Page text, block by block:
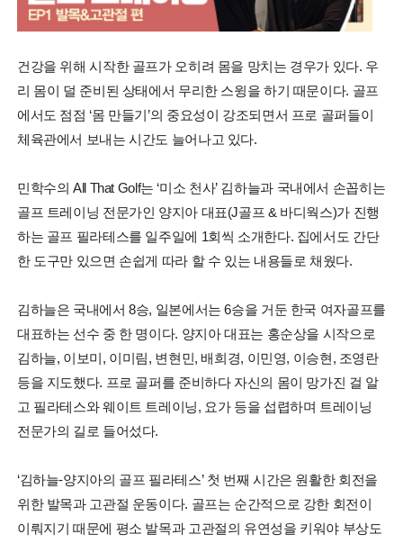
건강을 위해 시작한 골프가 오히려 몸을 망치는 경우가 있다. 우
리 몸이 덜 준비된 상태에서 무리한 스윙을 하기 때문이다. 골프
에서도 점점 ‘몸 만들기’의 중요성이 강조되면서 프로 골퍼들이
체육관에서 보내는 시간도 늘어나고 있다.
민학수의 All That Golf는 ‘미소 천사’ 김하늘과 국내에서 손꼽히는
골프 트레이닝 전문가인 양지아 대표(J골프 & 바디웍스)가 진행
하는 골프 필라테스를 일주일에 1회씩 소개한다. 집에서도 간단
한 도구만 있으면 손쉽게 따라 할 수 있는 내용들로 채웠다.
김하늘은 국내에서 8승, 일본에서는 6승을 거둔 한국 여자골프를
대표하는 선수 중 한 명이다. 양지아 대표는 홍순상을 시작으로
김하늘, 이보미, 이미림, 변현민, 배희경, 이민영, 이승현, 조영란
등을 지도했다. 프로 골퍼를 준비하다 자신의 몸이 망가진 걸 알
고 필라테스와 웨이트 트레이닝, 요가 등을 섭렵하며 트레이닝
전문가의 길로 들어섰다.
‘김하늘-양지아의 골프 필라테스’ 첫 번째 시간은 원활한 회전을
위한 발목과 고관절 운동이다. 골프는 순간적으로 강한 회전이
이뤄지기 때문에 평소 발목과 고관절의 유연성을 키워야 부상도